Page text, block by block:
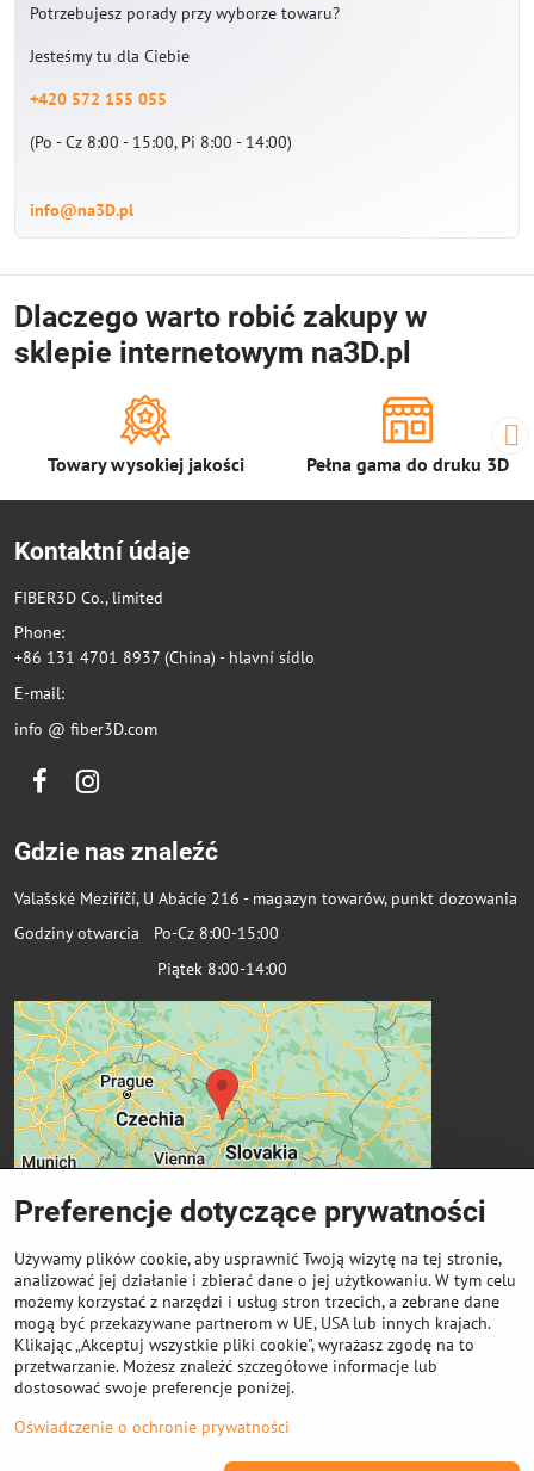
Potrzebujesz porady przy wyborze towaru?
Jesteśmy tu dla Ciebie
+420 572 155 055
(Po - Cz 8:00 - 15:00, Pi 8:00 - 14:00)
info@na3D.pl
Dlaczego warto robić zakupy w
sklepie internetowym na3D.pl
Towary wysokiej jakości Pełna gama do druku 3D
Kontaktní údaje
FIBER3D Co., limited
Phone:
+86 131 4701 8937 (China) - hlavní sídlo
E-mail:
info @ fiber3D.com
FacebookInstagram
Gdzie nas znaleźć
Valašské Meziříčí, U Abácie 216 - magazyn towarów, punkt dozowania
Godziny otwarcia Po-Cz 8:00-15:00
Piątek 8:00-14:00
Ważne linki
Odkup cewek
2026Prawa autorskie
Preferencje dotyczące prywatności
Używamy plików cookie, aby usprawnić Twoją wizytę na tej stronie,
analizować jej działanie i zbierać dane o jej użytkowaniu. W tym celu
możemy korzystać z narzędzi i usług stron trzecich, a zebrane dane
mogą być przekazywane partnerom w UE, USA lub innych krajach.
Klikając „Akceptuj wszystkie pliki cookie", wyrażasz zgodę na to
przetwarzanie. Możesz znaleźć szczegółowe informacje lub
dostosować swoje preferencje poniżej.
Oświadczenie o ochronie prywatności